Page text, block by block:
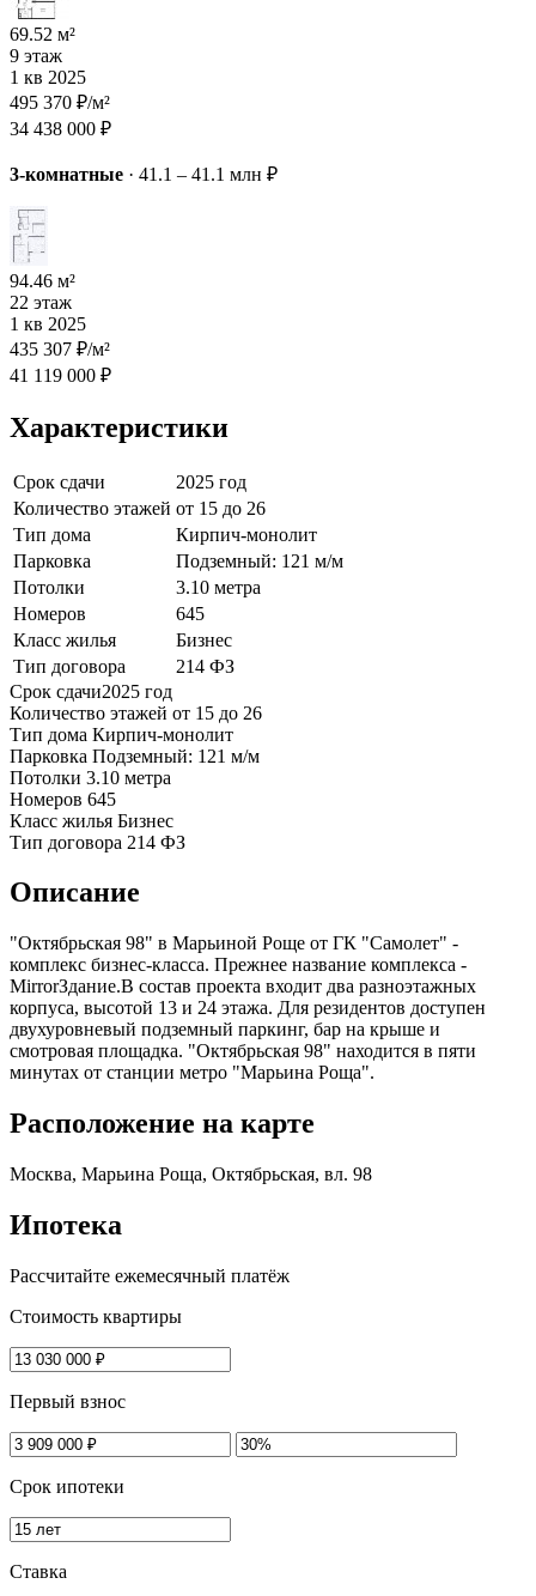
69.52 м²
9 этаж
1 кв 2025
495 370 ₽/м²
34 438 000 ₽
3-комнатные · 41.1 – 41.1 млн ₽
94.46 м²
22 этаж
1 кв 2025
435 307 ₽/м²
41 119 000 ₽
Характеристики
Срок сдачи
2025 год
Количество этажей от 15 до 26
Тип дома
Кирпич-монолит
Парковка
Подземный: 121 м/м
Потолки
3.10 метра
Номеров
645
Класс жилья
Бизнес
Тип договора
214 ФЗ
Срок сдачи2025 год
Количество этажей от 15 до 26
Тип дома Кирпич-монолит
Парковка Подземный: 121 м/м
Потолки 3.10 метра
Номеров 645
Класс жилья Бизнес
Тип договора 214 ФЗ
Описание
"Октябрьская 98" в Марьиной Роще от ГК "Самолет" -
комплекс бизнес-класса. Прежнее название комплекса -
MirrorЗдание.В состав проекта входит два разноэтажных
корпуса, высотой 13 и 24 этажа. Для резидентов доступен
двухуровневый подземный паркинг, бар на крыше и
смотровая площадка. "Октябрьская 98" находится в пяти
минутах от станции метро "Марьина Роща".
Расположение на карте
Москва, Марьина Роща, Октябрьская, вл. 98
Ипотека
Рассчитайте ежемесячный платёж
Стоимость квартиры
Первый взнос
Срок ипотеки
Ставка